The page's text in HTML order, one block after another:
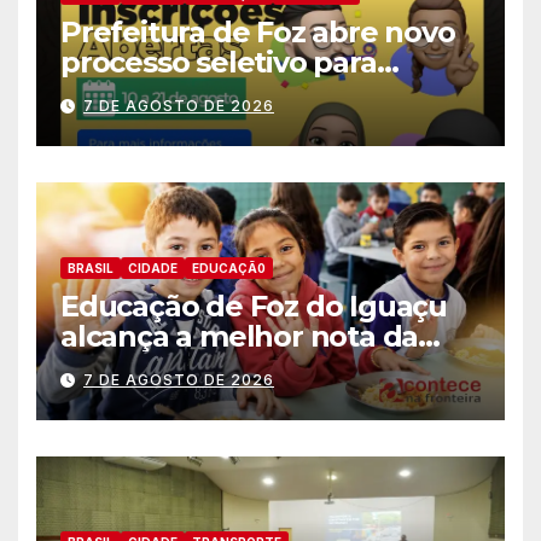
Prefeitura de Foz abre novo
processo seletivo para
estagiários
7 DE AGOSTO DE 2026
BRASIL CIDADE EDUCAÇÃ0
Educação de Foz do Iguaçu
alcança a melhor nota da
história no IDEB
7 DE AGOSTO DE 2026